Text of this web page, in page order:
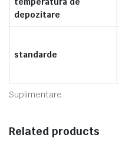
Suplimentare
depozitare
standarde
Related products